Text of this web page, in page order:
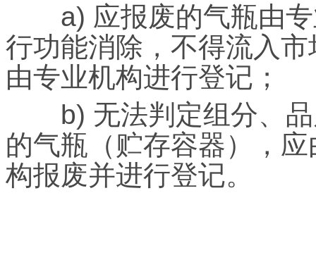
a) 应报废的气瓶由专
行功能消除，不得流入
由专业机构进行登记；
b) 无法判定组分、品
的气瓶（贮存容器），
构报废并进行登记。